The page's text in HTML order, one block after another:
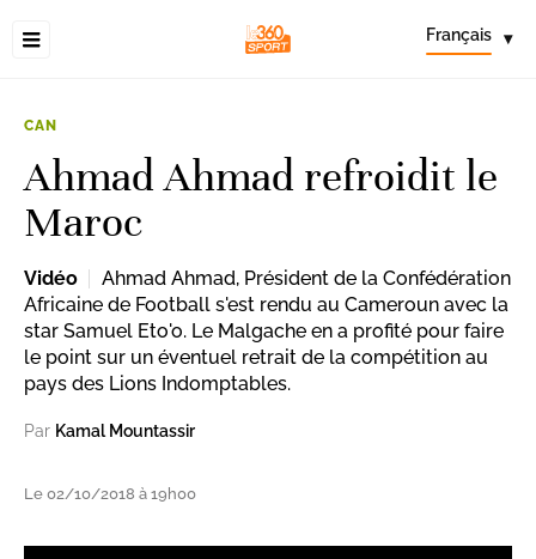
Français ▾
CAN
Ahmad Ahmad refroidit le
Maroc
Vidéo
Ahmad Ahmad, Président de la Confédération
Africaine de Football s'est rendu au Cameroun avec la
star Samuel Eto'o. Le Malgache en a profité pour faire
le point sur un éventuel retrait de la compétition au
pays des Lions Indomptables.
Par Kamal Mountassir
Le 02/10/2018 à 19h00